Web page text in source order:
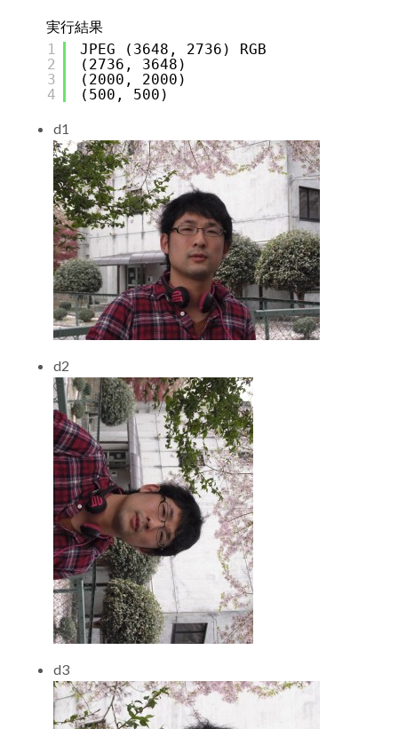
実行結果
1
2
3
4
JPEG (3648, 2736) RGB
(2736, 3648)
(2000, 2000)
(500, 500)
d1
d2
d3